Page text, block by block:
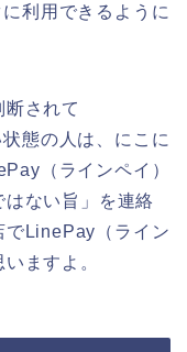
利用できるように
されて
態の人は、にこに
（ラインペイ）
ない旨」を連絡
でLinePay（ライン
ますよ。